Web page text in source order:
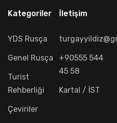
Kategoriler
YDS Rusça
Genel Rusça
Turist
Rehberliği
Çeviriler
İletişim
+90555 544
45 58
Kartal / İST